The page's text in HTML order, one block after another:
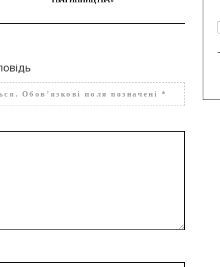
Обов’язкові поля позначені *